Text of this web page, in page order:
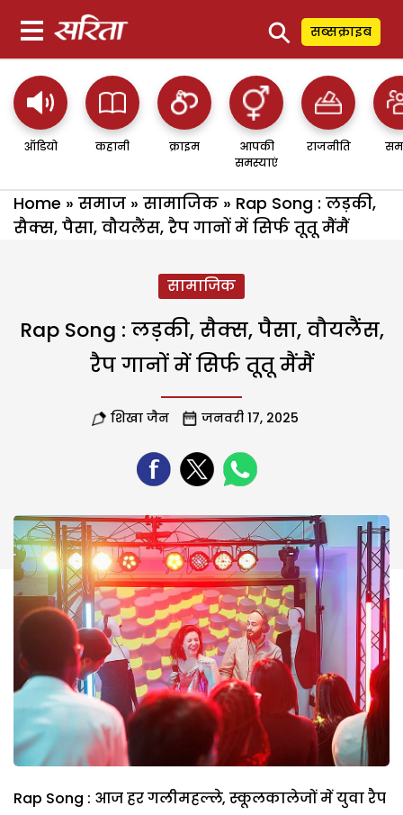
⚲ सब्सक्राइब
ऑडियो कहानी क्राइम
आपकी
समस्याएं
राजनीति
Home » समाज » सामाजिक » Rap Song : लड़की,
सैक्स, पैसा, वौयलैंस, रैप गानों में सिर्फ तूतू मैंमैं
सामाजिक
Rap Song : लड़की, सैक्स, पैसा, वौयलैंस,
रैप गानों में सिर्फ तूतू मैंमैं
शिखा जैन जनवरी 17, 2025
Rap Song : आज हर गलीमहल्ले, स्कूलकालेजों में युवा रैप